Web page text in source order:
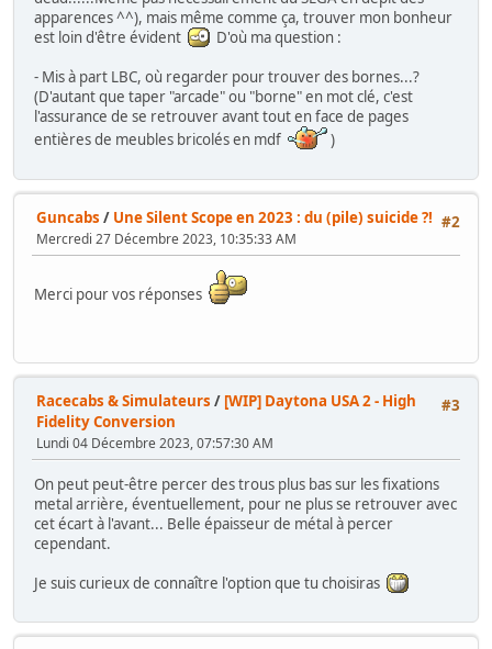
apparences ^^), mais même comme ça, trouver mon bonheur
est loin d'être évident
D'où ma question :
- Mis à part LBC, où regarder pour trouver des bornes...?
(D'autant que taper "arcade" ou "borne" en mot clé, c'est
l'assurance de se retrouver avant tout en face de pages
entières de meubles bricolés en mdf
)
#2
Guncabs / Une Silent Scope en 2023 : du (pile) suicide ?!
Mercredi 27 Décembre 2023, 10:35:33 AM
Merci pour vos réponses
#3
Racecabs & Simulateurs / [WIP] Daytona USA 2 - High
Fidelity Conversion
Lundi 04 Décembre 2023, 07:57:30 AM
On peut peut-être percer des trous plus bas sur les fixations
metal arrière, éventuellement, pour ne plus se retrouver avec
cet écart à l'avant... Belle épaisseur de métal à percer
cependant.
Je suis curieux de connaître l'option que tu choisiras